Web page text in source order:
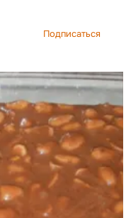
Подписаться